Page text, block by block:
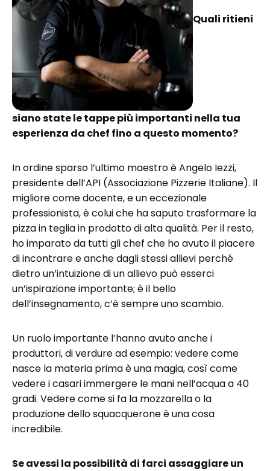
Quali ritieni
siano state le tappe più importanti nella tua
esperienza da chef fino a questo momento?
In ordine sparso l’ultimo maestro è Angelo Iezzi,
presidente dell’API (Associazione Pizzerie Italiane). Il
migliore come docente, e un eccezionale
professionista, è colui che ha saputo trasformare la
pizza in teglia in prodotto di alta qualità. Per il resto,
ho imparato da tutti gli chef che ho avuto il piacere
di incontrare e anche dagli stessi allievi perché
dietro un’intuizione di un allievo può esserci
un’ispirazione importante; è il bello
dell’insegnamento, c’è sempre uno scambio.
Un ruolo importante l’hanno avuto anche i
produttori, di verdure ad esempio: vedere come
nasce la materia prima è una magia, così come
vedere i casari immergere le mani nell’acqua a 40
gradi. Vedere come si fa la mozzarella o la
produzione dello squacquerone è una cosa
incredibile.
Se avessi la possibilità di farci assaggiare un